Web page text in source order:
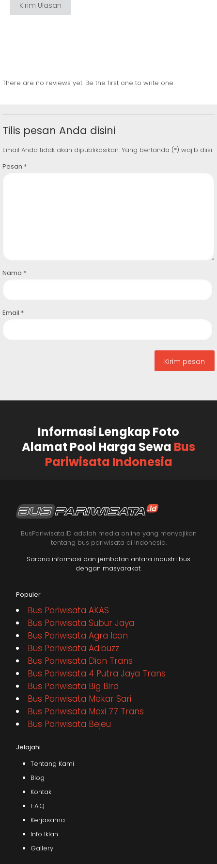
Kirim Ulasan
There are no reviews yet. Be the first one to write one.
Tilis pesan Anda disini
Email Anda tidak akan dipublikasikan. Yang bertanda (*) wajib diisi.
Pesan *
Nama *
Email *
Informasi Lengkap Foto
Alamat Pool Harga Sewa Bus
Pariwisata Indonesia
BusPariwisata.ID adalah media online yang menyajikan
tentang bus pariwisata di Indonesia.
Sarana informasi dan jembatan antara industri bus
dengan masyarakat.
Populer
Bus Pariwisata AKAS
Bus Pariwisata Subur Jaya
Bus Pariwisata Agra Icon
Bus Pariwisata Adibuzz
Bus Pariwisata Dian Trans
Bus Pariwisata 4 Putra Jaya Trans
Bus Pariwisata Big Bird
Bus Pariwisata Mekar Sari
Bus Pariwisata Maxi 77 Trans
Bus Pariwisata Bejeu
Jelajahi
Tentang Kami
Blog
Kontak
F.A.Q
Kerjasama
Info Iklan
Gallery